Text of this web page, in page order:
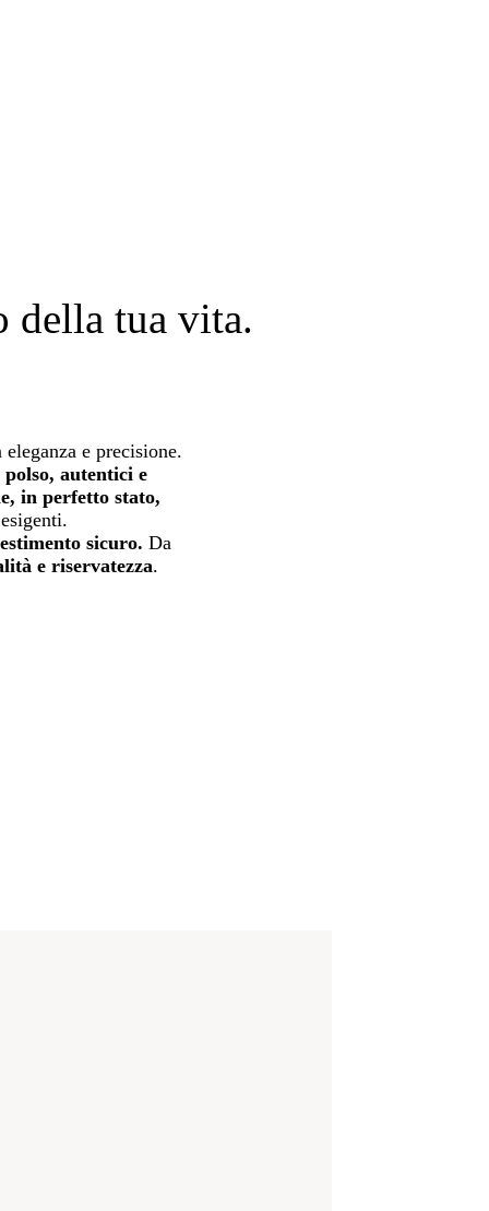
della tua vita.
e precisione.
autentici e
in perfetto stato,
sicuro. Da
e riservatezza.